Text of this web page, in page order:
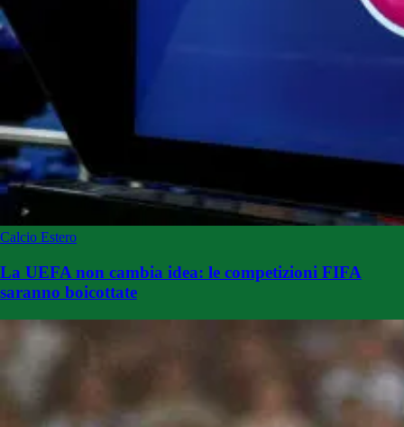
Calcio Estero
La UEFA non cambia idea: le competizioni FIFA
saranno boicottate